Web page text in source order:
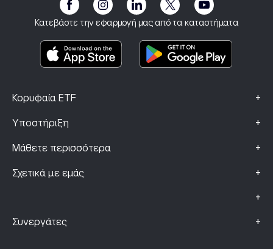
Κατεβάστε την εφαρμογή μας από τα καταστήματα
Κορυφαία ETF +
Υποστήριξη +
Μάθετε περισσότερα +
Σχετικά με εμάς +
Αποτύπωμα
+
Όροι και Προϋποθέσεις
Βασικά Έγγραφα Πληροφόρησης
Δεδομένα Παραπόνων (Πελάτες FCA)
Συνεργάτες +
Ασφάλιση επένδυσης